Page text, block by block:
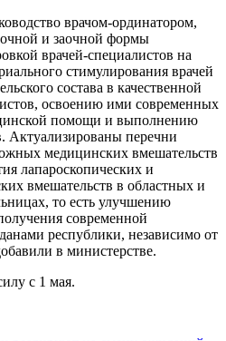
врачом-ординатором,
и заочной формы
врачей-специалистов на
стимулирования врачей
состава в качественной
освоению ими современных
помощи и выполнению
Актуализированы перечни
медицинских вмешательств
лапароскопических и
вмешательств в областных и
то есть улучшению
современной
республики, независимо от
в министерстве.
с 1 мая.